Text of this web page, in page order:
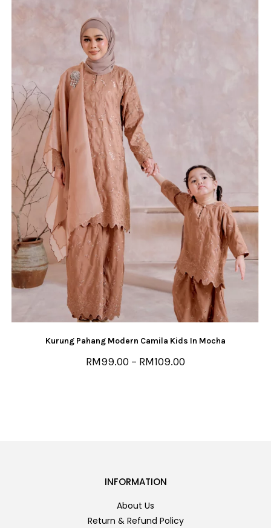
Kurung Pahang Modern Camila Kids In Mocha
RM99.00 – RM109.00
INFORMATION
About Us
Return & Refund Policy